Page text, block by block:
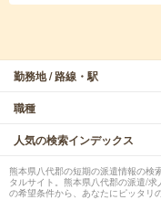
勤務地 / 路線・駅
職種
人気の検索インデックス
熊本県八代郡の短期の派遣情報の検
タルサイト。熊本県八代郡の派遣/
の希望条件から、あなたにピッタリ